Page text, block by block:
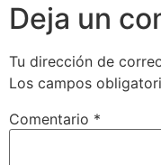
Deja un
Tu dirección de
Los campos
Comentario *